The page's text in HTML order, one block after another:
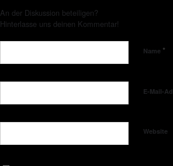
An der Diskussion beteiligen?
Hinterlasse uns deinen Kommentar!
Name *
E-Mail-
Website